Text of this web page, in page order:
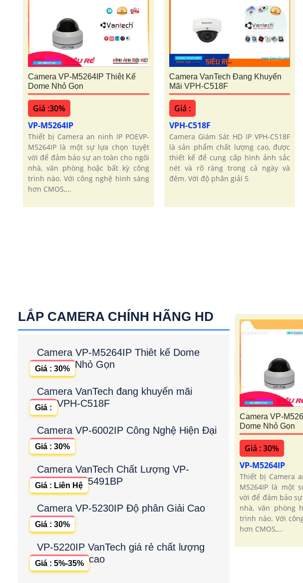
Camera VP-M5264IP Thiêt Kế
Dome Nhỏ Gọn
Giá :30%
VP-M5264IP
Thiết bị Camera an ninh IP POEVP-
M5264IP là một sự lựa chọn tuyệt
vời để đảm bảo sự an toàn cho ngôi
nhà, văn phòng hoặc bất kỳ công
trình nào. Với công nghệ hình sáng
hơn CMOS,...
Camera VanTech Đang Khuyến
Mãi VPH-C518F
Giá :
VPH-C518F
Camera Giám Sát HD IP VPH-C518F
là sản phẩm chất lượng cao, được
thiết kế để cung cấp hình ảnh sắc
nét và rõ ràng trong cả ngày và
đêm. Với độ phân giải 5
LẮP CAMERA CHÍNH HÃNG HD
Camera VP-M5264IP Thiêt kế Dome
Nhỏ Gọn
Giá : 30%
Camera VanTech đang khuyến mãi
VPH-C518F
Giá :
Camera VP-6002IP Công Nghệ Hiện Đại
Giá : 30%
Camera VanTech Chất Lượng VP-
5491BP
Giá : Liên Hệ
Camera VP-5230IP Độ phân Giải Cao
Giá : 30%
VP-5220IP VanTech giá rẻ chất lượng
cao
Giá : 5%-35%
Camera VP-
Dome Nhỏ Gọn
Giá : 30%
VP-M5264IP
Thiết bị Camera
M5264IP là một
vời để đảm bảo
nhà, văn phòng
trình nào. Với
hơn CMOS,...